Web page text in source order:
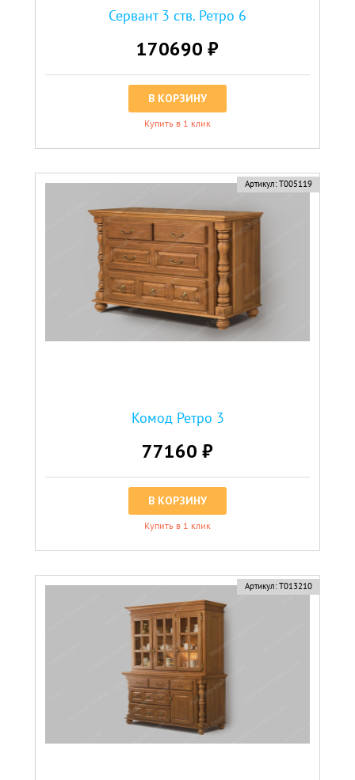
Сервант 3 ств. Ретро 6
170690 ₽
В КОРЗИНУ
Купить в 1 клик
Артикул: Т005119
Комод Ретро 3
77160 ₽
В КОРЗИНУ
Купить в 1 клик
Артикул: Т013210